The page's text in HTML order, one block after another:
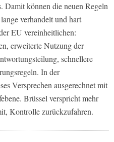
Damit können die neuen Regeln
verhandelt und hart
EU vereinheitlichen:
erweiterte Nutzung der
schnellere
In der
Versprechen ausgerechnet mit
Brüssel verspricht mehr
Kontrolle zurückzufahren.